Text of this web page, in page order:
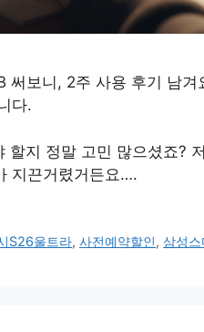
써보니, 2주 사용 후기 남
다.
할지 정말 고민 많으셨죠?
지끈거렸거든요….
S26울트라,사전예약할인,삼성스